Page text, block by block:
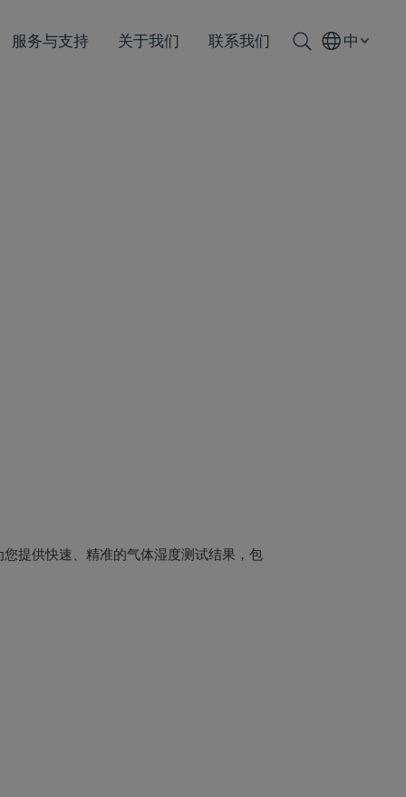
服务与支持 关于我们 联系我们 中
您提供快速、精准的气体湿度测试结果，包